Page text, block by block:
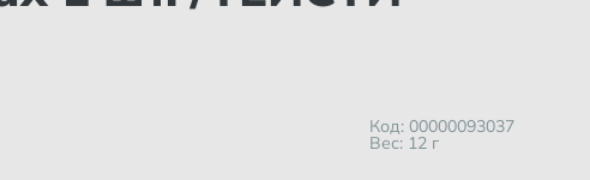
Код: 00000093037
Вес: 12 г